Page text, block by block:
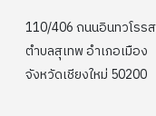
110/406 ถนนอินทวโรรส
ตำบลสุเทพ อำเภอเมือง
จังหวัดเชียงใหม่ 50200